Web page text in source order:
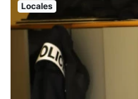
Locales